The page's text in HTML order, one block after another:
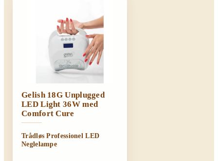
Gelish 18G Unplugged
LED Light 36W med
Comfort Cure
Trådløs Professionel LED
Neglelampe